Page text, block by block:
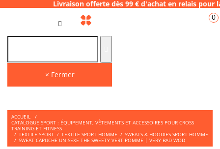
Livraison offerte dès 99 € d'achat en
× Fermer
0
ACCUEIL
/
CATALOGUE SPORT : ÉQUIPEMENT, VÊTEMENTS ET ACCESSOIRES POUR CROSS
TRAINING ET FITNESS
/ TEXTILE SPORT / TEXTILE SPORT HOMME / SWEATS & HOODIES SPORT HOMME
/ SWEAT CAPUCHE UNISEXE THE SWEETY VERT POMME | VERY BAD WOD